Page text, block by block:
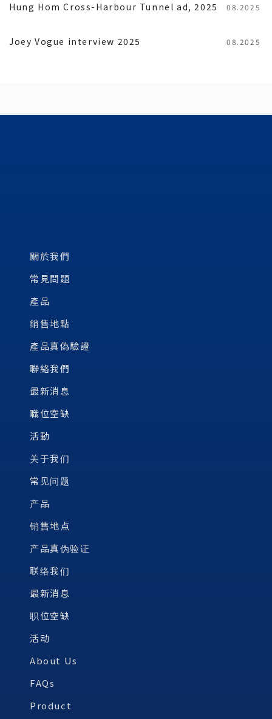
Hung Hom Cross-Harbour Tunnel ad, 2025 08.2025
Joey Vogue interview 2025 08.2025
關於我們
常見問題
產品
銷售地點
產品真偽驗證
聯絡我們
最新消息
職位空缺
活動
关于我们
常见问题
产品
销售地点
产品真伪验证
联络我们
最新消息
职位空缺
活动
About Us
FAQs
Product